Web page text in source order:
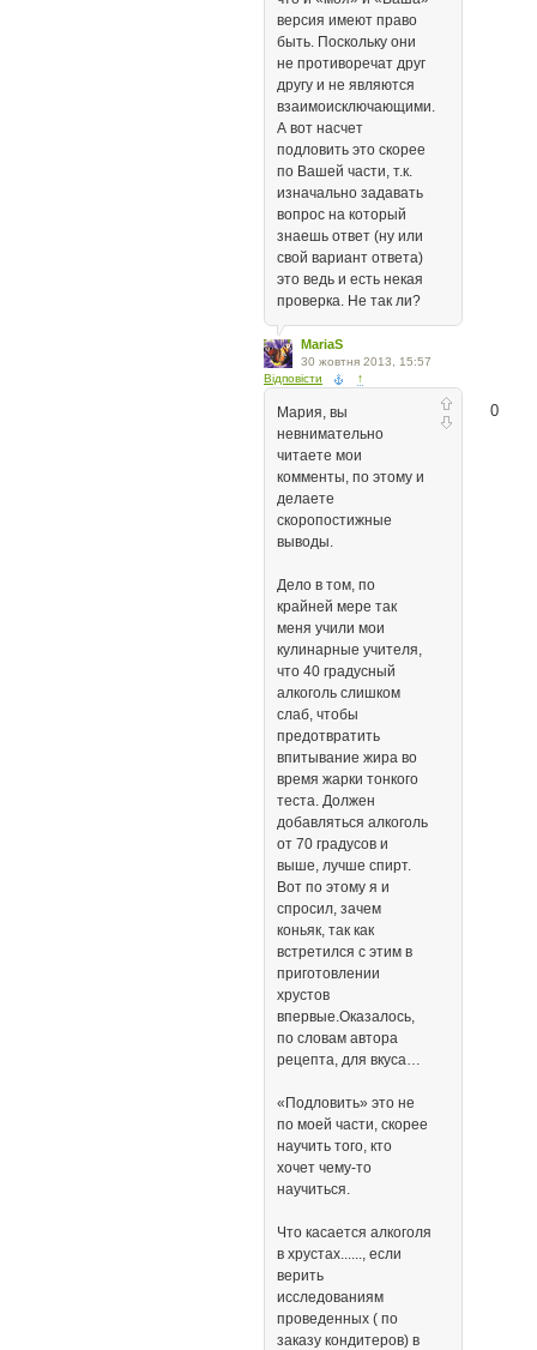
версия имеют право
быть. Поскольку они
не противоречат друг
другу и не являются
взаимоисключающими.
А вот насчет
подловить это скорее
по Вашей части, т.к.
изначально задавать
вопрос на который
знаешь ответ (ну или
свой вариант ответа)
это ведь и есть некая
проверка. Не так ли?
MariaS
30 жовтня 2013, 15:57
Відповісти
↑
0
Мария, вы
невнимательно
читаете мои
комменты, по этому и
делаете
скоропостижные
выводы.
Дело в том, по
крайней мере так
меня учили мои
кулинарные учителя,
что 40 градусный
алкоголь слишком
слаб, чтобы
предотвратить
впитывание жира во
время жарки тонкого
теста. Должен
добавляться алкоголь
от 70 градусов и
выше, лучше спирт.
Вот по этому я и
спросил, зачем
коньяк, так как
встретился с этим в
приготовлении
хрустов
впервые.Оказалось,
по словам автора
рецепта, для вкуса…
«Подловить» это не
по моей части, скорее
научить того, кто
хочет чему-то
научиться.
Что касается алкоголя
в хрустах......, если
верить
исследованиям
проведенных ( по
заказу кондитеров) в